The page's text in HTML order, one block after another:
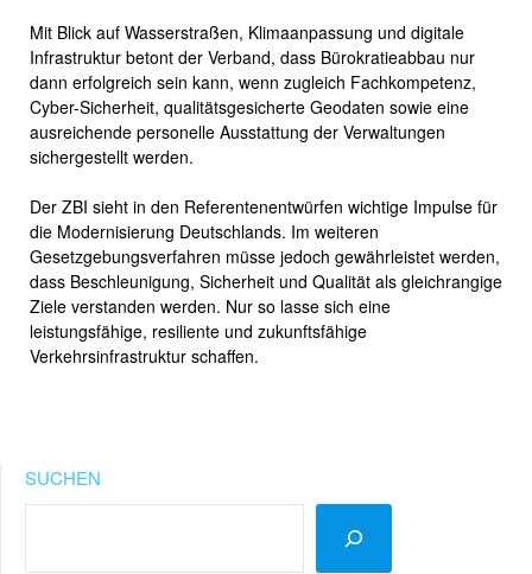
Mit Blick auf Wasserstraßen, Klimaanpassung und digitale
Infrastruktur betont der Verband, dass Bürokratieabbau nur
dann erfolgreich sein kann, wenn zugleich Fachkompetenz,
Cyber-Sicherheit, qualitätsgesicherte Geodaten sowie eine
ausreichende personelle Ausstattung der Verwaltungen
sichergestellt werden.
Der ZBI sieht in den Referentenentwürfen wichtige Impulse für
die Modernisierung Deutschlands. Im weiteren
Gesetzgebungsverfahren müsse jedoch gewährleistet werden,
dass Beschleunigung, Sicherheit und Qualität als gleichrangige
Ziele verstanden werden. Nur so lasse sich eine
leistungsfähige, resiliente und zukunftsfähige
Verkehrsinfrastruktur schaffen.
SUCHEN